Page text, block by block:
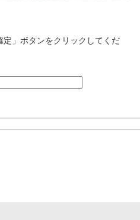
」ボタンをクリックしてくだ